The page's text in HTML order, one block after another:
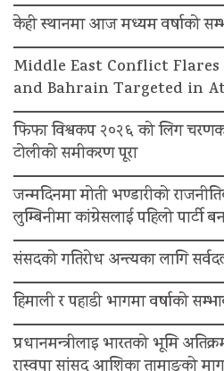
केही स्थानमा आज मध्यम वर्षाको
Middle East Conflict
and Bahrain Targeted in
फिफा विश्वकप २०२६ को लिग
टोलीको समीकरण पूरा
जन्मदिनमा मोती भण्डारीको
लुम्बिनीमा कांग्रेसलाई पहिलो पार्टी
संसदको गतिरोध अन्त्यका लागि
हिमाली र पहाडी भागमा वर्षाको
प्रधानमन्त्रीलाइ भारतको भूमि